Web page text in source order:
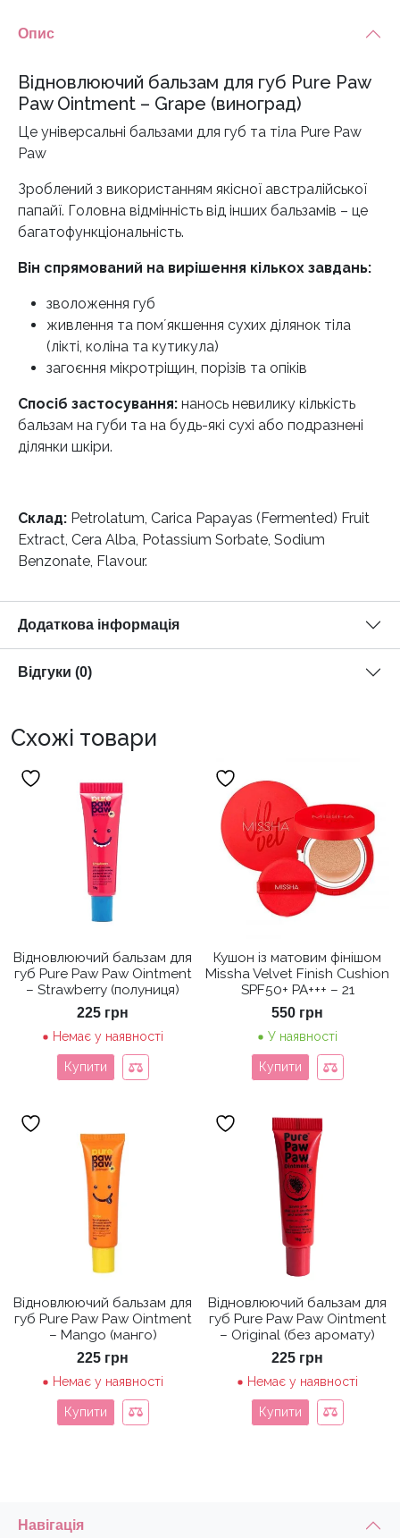
Опис
Відновлюючий бальзам для губ Pure Paw
Paw Ointment – Grape (виноград)
Це універсальні бальзами для губ та тіла Pure Paw
Paw
Зроблений з використанням якісної австралійської
папайї. Головна відмінність від інших бальзамів – це
багатофункціональність.
Він спрямований на вирішення кількох завдань:
зволоження губ
живлення та помʼякшення сухих ділянок тіла
(лікті, коліна та кутикула)
загоєння мікротріщин, порізів та опіків
Спосіб застосування: нанось невилику кількість
бальзам на губи та на будь-які сухі або подразнені
ділянки шкіри.
Склад: Petrolatum, Carica Papayas (Fermented) Fruit
Extract, Cera Alba, Potassium Sorbate, Sodium
Benzonate, Flavour.
Додаткова інформація
Відгуки (0)
Схожі товари
Відновлюючий бальзам для
губ Pure Paw Paw Ointment
– Strawberry (полуниця)
225 грн
Немає у наявності
Купити
Кушон із матовим фінішом
Missha Velvet Finish Cushion
SPF50+ PA+++ – 21
550 грн
У наявності
Купити
Відновлюючий бальзам для
губ Pure Paw Paw Ointment
– Mango (манго)
225 грн
Немає у наявності
Купити
Відновлюючий бальзам для
губ Pure Paw Paw Ointment
– Original (без аромату)
225 грн
Немає у наявності
Купити
Навігація